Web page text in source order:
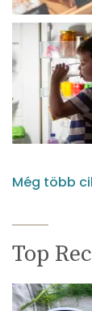
Még több
Top